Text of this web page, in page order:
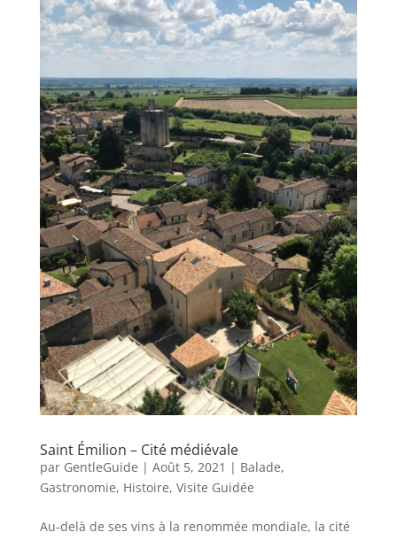
Saint Émilion – Cité médiévale
par GentleGuide | Août 5, 2021 | Balade,
Gastronomie, Histoire, Visite Guidée
Au-delà de ses vins à la renommée mondiale, la cité